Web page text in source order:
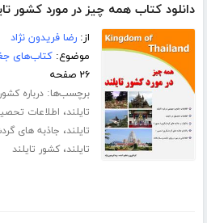
دانلود کتاب همه چیز در مورد کشور
از:رضا فریدون نژاد
موضوع:کتاب‌های
۲۶ صفحه
برچسب‌ها:درباره
تایلند، اطلاعات
تایلند، جاذبه های
تایلند،کشور تایلند